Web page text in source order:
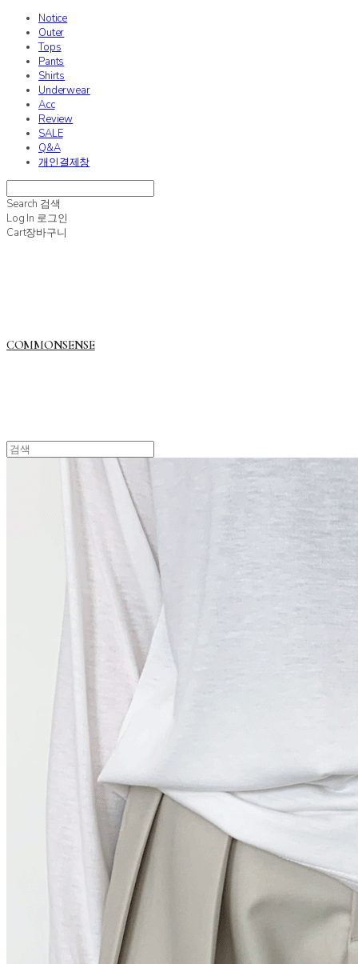
Notice
Outer
Tops
Pants
Shirts
Underwear
Acc
Review
SALE
Q&A
개인결제창
Search 검색
Log In 로그인
Cart장바구니
COMMONSENSE